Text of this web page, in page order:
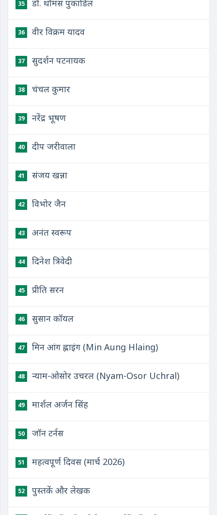
35 डॉ. थॉमस पुकाडिल
36 वीर विक्रम यादव
37 सुदर्शन पटनायक
38 चंचल कुमार
39 नरेंद्र भूषण
40 दीप जरीवाला
41 संजय खन्ना
42 विभोर जैन
43 अनंत स्वरूप
44 दिनेश त्रिवेदी
45 प्रीति सरन
46 सुसान कॉयल
47 मिन आंग ह्लाइंग (Min Aung Hlaing)
48 न्याम-ओसोर उचरल (Nyam-Osor Uchral)
49 मार्शल अर्जन सिंह
50 जॉन टर्नस
51 महत्वपूर्ण दिवस (मार्च 2026)
52 पुस्तकें और लेखक